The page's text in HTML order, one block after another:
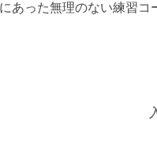
あった無理のない練習